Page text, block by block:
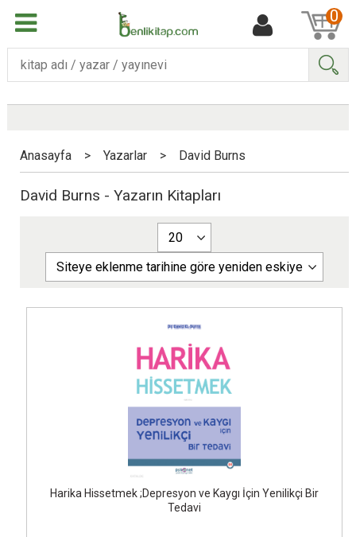
0
Anasayfa > Yazarlar > David Burns
David Burns - Yazarın Kitapları
Harika Hissetmek ;Depresyon ve Kaygı İçin Yenilikçi Bir
Tedavi